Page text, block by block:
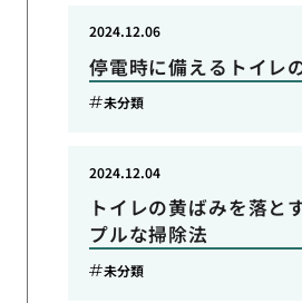
停電時に備えるトイレ
2024.12.06
未分類
トイレの黄ばみを落と
プルな掃除法
2024.12.04
未分類